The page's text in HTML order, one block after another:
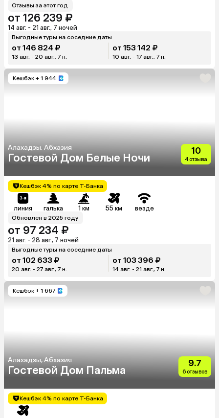
Отзывы за этот год
от 126 239 ₽
14 авг. - 21 авг., 7 ночей
Выгодные туры на соседние даты
от 146 824 ₽
13 авг. - 20 авг., 7 н.
от 153 142 ₽
10 авг. - 17 авг., 7 н.
Кешбэк + 1 944
Алахадзы, Абхазия
Гостевой Дом Белые Ночи
10
4 отзыва
Кешбэк 4% по карте Т-Банка
линия галька 1 км 55 км везде
Обновлен в 2025 году
от 97 234 ₽
21 авг. - 28 авг., 7 ночей
Выгодные туры на соседние даты
от 102 633 ₽
20 авг. - 27 авг., 7 н.
от 103 396 ₽
14 авг. - 21 авг., 7 н.
Кешбэк + 1 667
Алахадзы, Абхазия
Гостевой Дом Пальма
9.7
6 отзывов
Кешбэк 4% по карте Т-Банка